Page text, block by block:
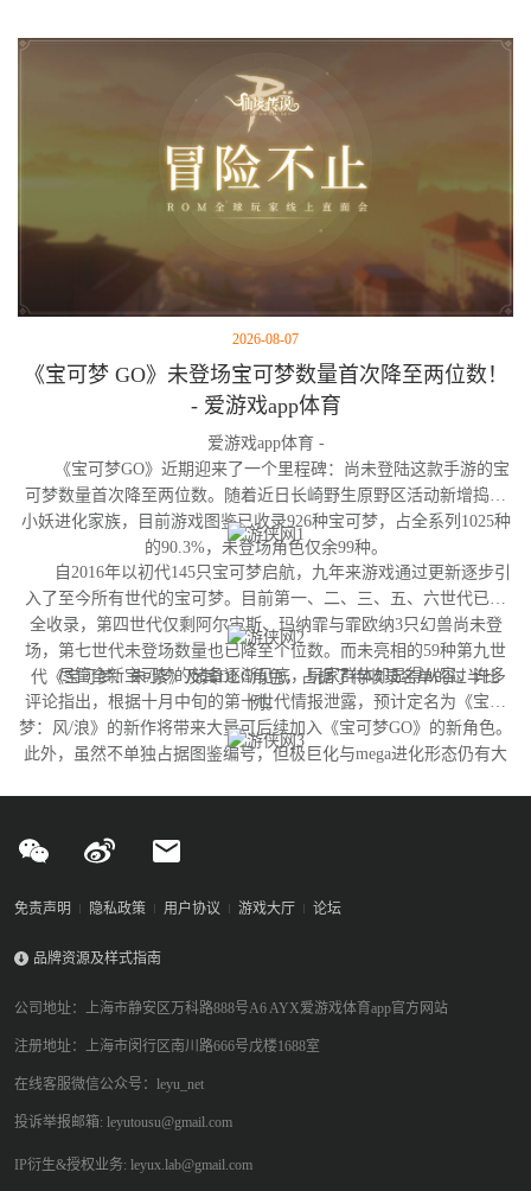
2026-08-07
《宝可梦 GO》未登场宝可梦数量首次降至两位数！
- 爱游戏app体育
爱游戏app体育 -
《宝可梦GO》近期迎来了一个里程碑：尚未登陆这款手游的宝
可梦数量首次降至两位数。随着近日长崎野生原野区活动新增捣蛋
小妖进化家族，目前游戏图鉴已收录926种宝可梦，占全系列1025种
的90.3%，未登场角色仅余99种。
自2016年以初代145只宝可梦启航，九年来游戏通过更新逐步引
入了至今所有世代的宝可梦。目前第一、二、三、五、六世代已完
全收录，第四世代仅剩阿尔宙斯、玛纳霏与霏欧纳3只幻兽尚未登
场，第七世代未登场数量也已降至个位数。而未亮相的59种第九世
代《宝可梦：朱/紫》及其DLC角色，占据了待收录名单的过半比
例。
尽管全新宝可梦的储备逐渐见底，玩家群体却显得从容。许多
评论指出，根据十月中旬的第十世代情报泄露，预计定名为《宝可
梦：风/浪》的新作将带来大量可后续加入《宝可梦GO》的新角色。
此外，虽然不单独占据图鉴编号，但极巨化与mega进化形态仍有大
免责声明 隐私政策 用户协议 游戏大厅 论坛
品牌资源及样式指南
公司地址：上海市静安区万科路888号A6 AYX爱游戏体育app官方网站
注册地址：上海市闵行区南川路666号戊楼1688室
在线客服微信公众号：leyu_net
投诉举报邮箱: leyutousu@gmail.com
IP衍生&授权业务: leyux.lab@gmail.com